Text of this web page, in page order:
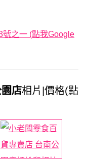
號之一 (點我Google
店相片|價格(點